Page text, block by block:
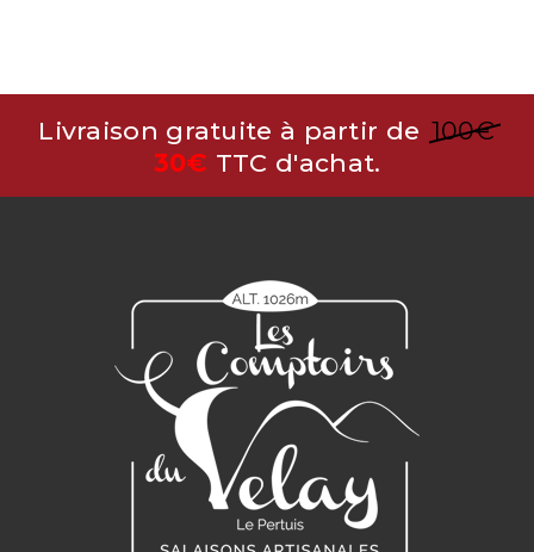
Livraison gratuite à partir de 100€
30€ TTC d'achat.